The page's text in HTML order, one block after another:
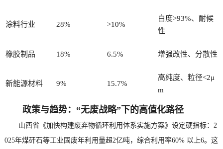
涂料行业 28% >10%
白度>93%、耐候
性
橡胶制品 18% 6.5% 增强改性、分散性
新能源材料 9% 15.7%
高纯度、粒径<2μ
m
政策与趋势：“无废战略”下的高值化路径
山西省《加快构建废弃物循环利用体系实施方案》设定硬指标：2
025年煤矸石等工业固废年利用量超2亿吨，综合利用率60% 以上6。这